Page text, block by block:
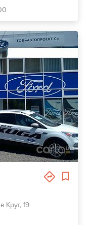
Крут, 19